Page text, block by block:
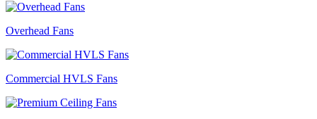
Overhead Fans
Commercial HVLS Fans